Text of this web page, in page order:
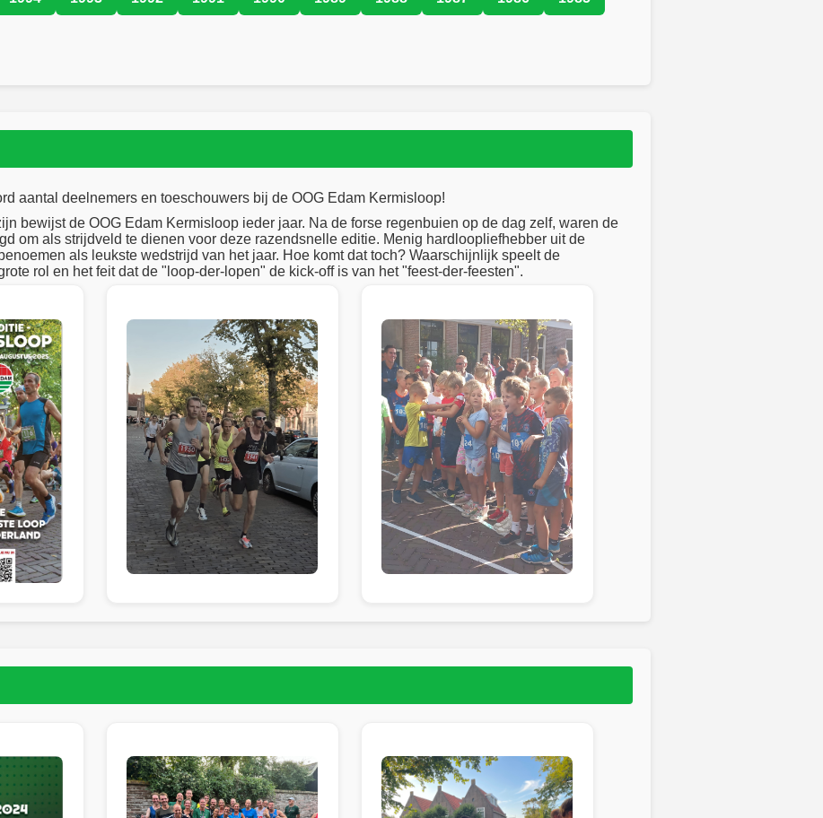
aantal deelnemers en toeschouwers bij de OOG Edam Kermisloop!
bewijst de OOG Edam Kermisloop ieder jaar. Na de forse regenbuien op de dag zelf, waren de
om als strijdveld te dienen voor deze razendsnelle editie. Menig hardloopliefhebber uit de
als leukste wedstrijd van het jaar. Hoe komt dat toch? Waarschijnlijk speelt de
rol en het feit dat de "loop-der-lopen" de kick-off is van het "feest-der-feesten".